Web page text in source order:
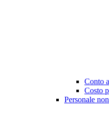
Conto
Costo
Personale